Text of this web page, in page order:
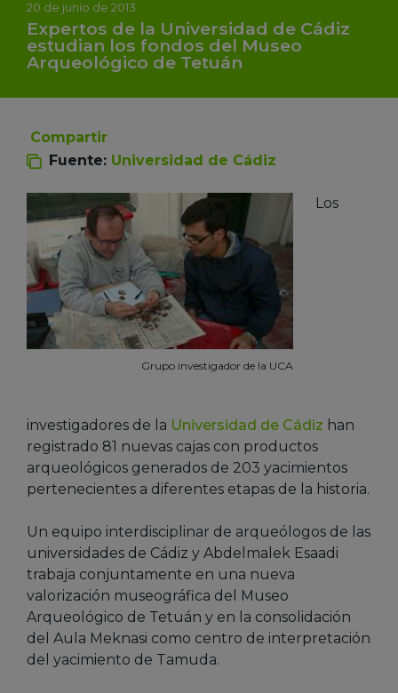
20 de junio de 2013
Expertos de la Universidad de Cádiz
estudian los fondos del Museo
Arqueológico de Tetuán
Compartir
Fuente: Universidad de Cádiz
Grupo investigador de la UCA
Los
investigadores de la Universidad de Cádiz han
registrado 81 nuevas cajas con productos
arqueológicos generados de 203 yacimientos
pertenecientes a diferentes etapas de la historia.
Un equipo interdisciplinar de arqueólogos de las
universidades de Cádiz y Abdelmalek Esaadi
trabaja conjuntamente en una nueva
valorización museográfica del Museo
Arqueológico de Tetuán y en la consolidación
del Aula Meknasi como centro de interpretación
del yacimiento de Tamuda.